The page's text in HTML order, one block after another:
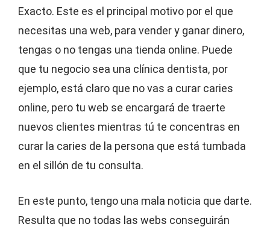
Exacto. Este es el principal motivo por el que
necesitas una web, para vender y ganar dinero,
tengas o no tengas una tienda online. Puede
que tu negocio sea una clínica dentista, por
ejemplo, está claro que no vas a curar caries
online, pero tu web se encargará de traerte
nuevos clientes mientras tú te concentras en
curar la caries de la persona que está tumbada
en el sillón de tu consulta.
En este punto, tengo una mala noticia que darte.
Resulta que no todas las webs conseguirán